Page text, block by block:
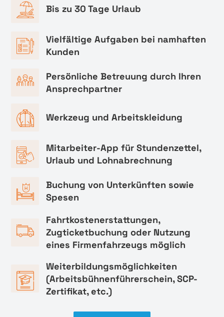
Bis zu 30 Tage Urlaub
Vielfältige Aufgaben bei namhaften
Kunden
Persönliche Betreuung durch Ihren
Ansprechpartner
Werkzeug und Arbeitskleidung
Mitarbeiter-App für Stundenzettel,
Urlaub und Lohnabrechnung
Buchung von Unterkünften sowie
Spesen
Fahrtkostenerstattungen,
Zugticketbuchung oder Nutzung
eines Firmenfahrzeugs möglich
Weiterbildungsmöglichkeiten
(Arbeitsbühnenführerschein, SCP-
Zertifikat, etc.)